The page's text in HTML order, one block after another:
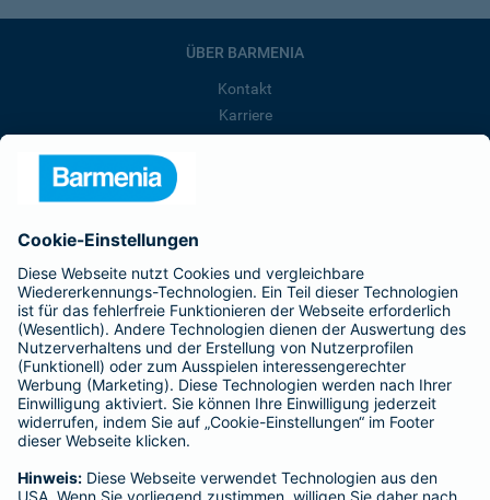
ÜBER BARMENIA
Kontakt
Karriere
Barmenia ist Teil der BarmeniaGothaer
BELIEBTE SEITEN
Kranken-Zusatzversicherung
Tierversicherungen
Haftpflichtversicherung
Hausratversicherung
Adresse ändern